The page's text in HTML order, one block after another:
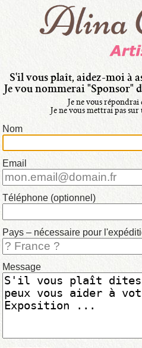
Français
•
Nederlands
•
•
mes
Peintures
•
disponibles
en
original
•
S'il vous plaît, aidez-moi à
Je vou nommerai "Sponsor"
Je ne vous répondrai
Je ne vous mettrai pas
Nom
Email
Téléphone (optionnel)
Pays – nécessaire pour
Message